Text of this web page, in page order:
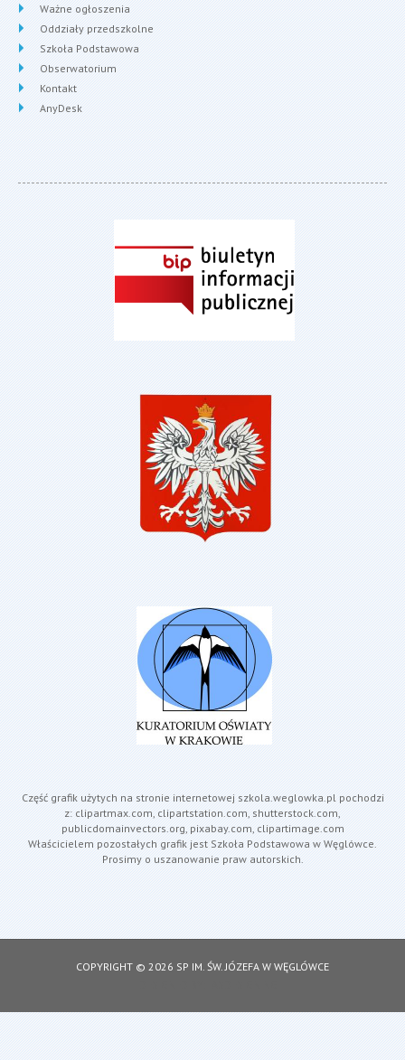
Ważne ogłoszenia
Oddziały przedszkolne
Szkoła Podstawowa
Obserwatorium
Kontakt
AnyDesk
Część grafik użytych na stronie internetowej szkola.weglowka.pl pochodzi
z: clipartmax.com, clipartstation.com, shutterstock.com,
publicdomainvectors.org, pixabay.com, clipartimage.com
Właścicielem pozostałych grafik jest Szkoła Podstawowa w Węglówce.
Prosimy o uszanowanie praw autorskich.
COPYRIGHT © 2026 SP IM. ŚW. JÓZEFA W WĘGLÓWCE